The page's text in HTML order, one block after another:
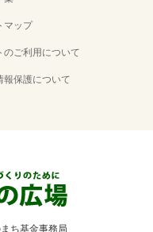
マップ
のご利用について
報保護について
ち基金事務局